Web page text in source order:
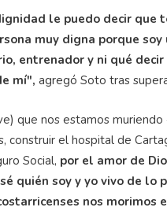
le puedo decir
muy digna porque
entrenador y ni qué
mí", agregó Soto tras
que nos estamos
construir el hospital de
Social, por el amor de
quién soy y yo vivo de lo
nos